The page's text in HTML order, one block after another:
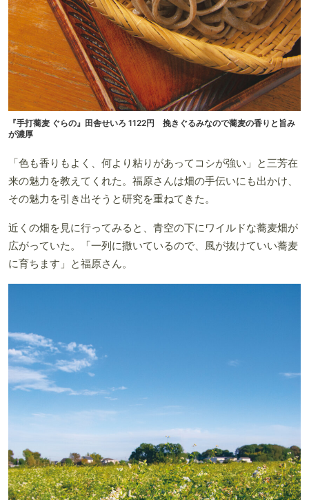
『手打蕎麦 ぐらの』田舎せいろ 1122円 挽きぐるみなので蕎麦の香りと旨み
が濃厚
「色も香りもよく、何より粘りがあってコシが強い」と三芳在
来の魅力を教えてくれた。福原さんは畑の手伝いにも出かけ、
その魅力を引き出そうと研究を重ねてきた。
近くの畑を見に行ってみると、青空の下にワイルドな蕎麦畑が
広がっていた。「一列に撒いているので、風が抜けていい蕎麦
に育ちます」と福原さん。